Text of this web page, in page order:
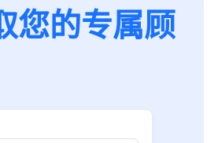
您的专属顾